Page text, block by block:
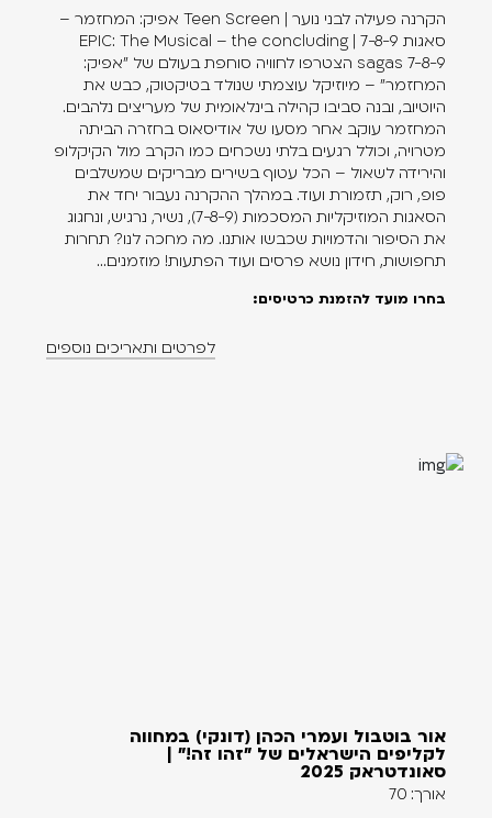
בייקר האגדי, אחד מגיבורי סרטי הפסטיבל השנה. הוא שר בו על
התחושה ברגע בו "אנחנו כמעט עושים את הדברים שנהגנו לעשות",
משהו שאפשר להתחבר אליו בישראל 2025. מתוך הכמעט עולה
ודאות. כי ככה זה כשמחברים טקסט למוזיקה. אז דמיינו מה קורה
כשמוסיפים לשניים גם תמונה.
מחכים לראותכם.
ניהול אמנותי: דנה קסלר וישיב כהן
הקרנה פעילה לבני נוער | Teen Screen אפיק: המחזמר –
סאגות 7-8-9 | EPIC: The Musical – the concluding
sagas 7-8-9 הצטרפו לחוויה סוחפת בעולם של "אפיק:
המחזמר" – מיוזיקל עוצמתי שנולד בטיקטוק, כבש את
היוטיוב, ובנה סביבו קהילה בינלאומית של מעריצים נלהבים.
המחזמר עוקב אחר מסעו של אודיסאוס בחזרה הביתה
מטרויה, וכולל רגעים בלתי נשכחים כמו הקרב מול הקיקלופ
והירידה לשאול – הכל עטוף בשירים מבריקים שמשלבים
פופ, רוק, תזמורת ועוד. במהלך ההקרנה נעבור יחד את
הסאגות המוזיקליות המסכמות (7-8-9), נשיר, נרגיש, ונחגוג
את הסיפור והדמויות שכבשו אותנו. מה מחכה לנו? תחרות
תחפושות, חידון נושא פרסים ועוד הפתעות! מוזמנים...
בחרו מועד להזמנת כרטיסים:
לפרטים ותאריכים נוספים
אור בוטבול ועמרי הכהן (דונקי) במחווה
לקליפים הישראלים של "זהו זה!" |
סאונדטראק 2025
אורך: 70